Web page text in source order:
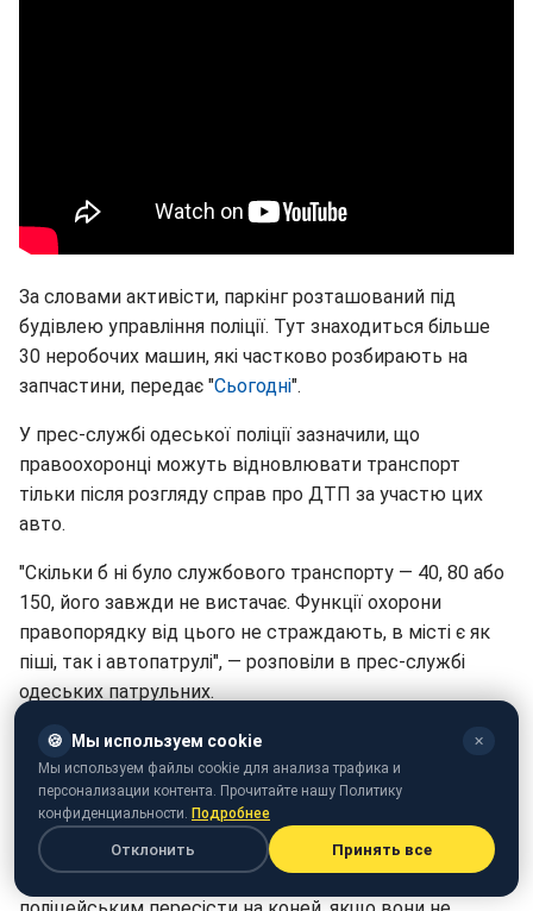
За словами активісти, паркінг розташований під
будівлею управління поліції. Тут знаходиться більше
30 неробочих машин, які частково розбирають на
запчастини, передає "Сьогодні".
У прес-службі одеської поліції зазначили, що
правоохоронці можуть відновлювати транспорт
тільки після розгляду справ про ДТП за участю цих
авто.
"Скільки б ні було службового транспорту — 40, 80 або
150, його завжди не вистачає. Функції охорони
правопорядку від цього не страждають, в місті є як
піші, так і автопатрулі", — розповіли в прес-службі
одеських патрульних.
При цьому екс-глава одеських патрульних Богдан
Федун заявив, що "копи" "нормально їздили" і поломок
не було.
Одесити вкрай негативно відреагували на
оприлюднену "кладовище" і запропонували
🍪 Мы используем cookie ✕
Мы используем файлы cookie для анализа трафика и
персонализации контента. Прочитайте нашу Политику
конфиденциальности. Подробнее
Отклонить Принять все